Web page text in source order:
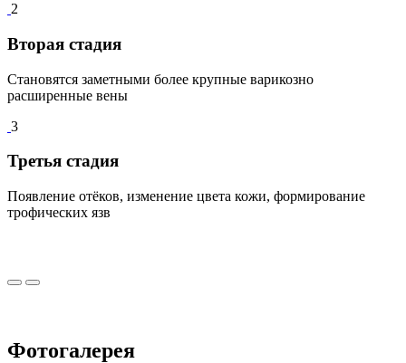
2
Вторая стадия
Становятся заметными более крупные варикозно
расширенные вены
3
Третья стадия
Появление отёков, изменение цвета кожи, формирование
трофических язв
Фотогалерея